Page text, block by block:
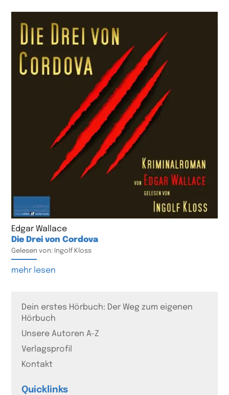
Edgar Wallace
Die Drei von Cordova
Gelesen von: Ingolf Kloss
mehr lesen
Dein erstes Hörbuch: Der Weg zum eigenen
Hörbuch
Unsere Autoren A-Z
Verlagsprofil
Kontakt
Quicklinks